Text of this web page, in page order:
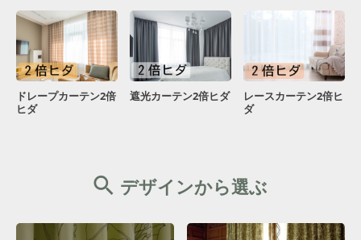
ドレープカーテン2倍
ヒダ
遮光カーテン2倍ヒダ
レースカーテン2倍ヒ
ダ
デザインから選ぶ